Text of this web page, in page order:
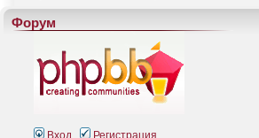
Форум
Вход Регистрация